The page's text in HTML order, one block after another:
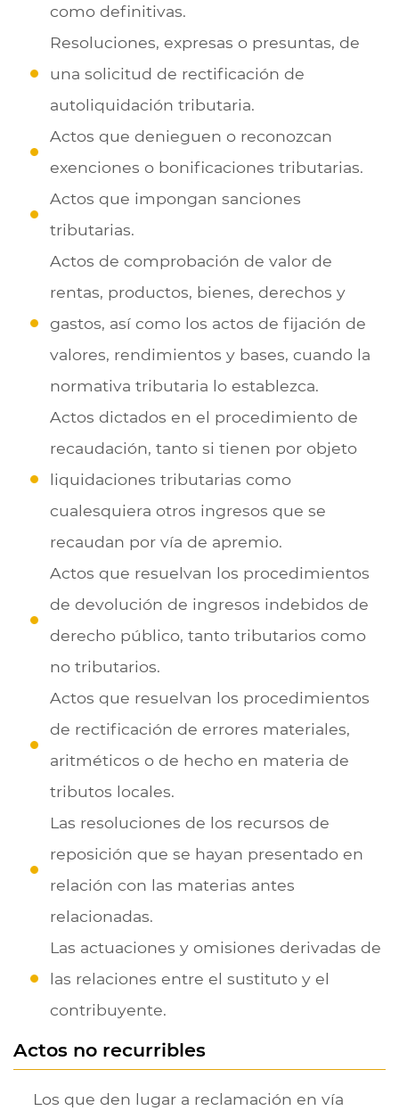
como definitivas.
Resoluciones, expresas o presuntas, de
una solicitud de rectificación de
autoliquidación tributaria.
Actos que denieguen o reconozcan
exenciones o bonificaciones tributarias.
Actos que impongan sanciones
tributarias.
Actos de comprobación de valor de
rentas, productos, bienes, derechos y
gastos, así como los actos de fijación de
valores, rendimientos y bases, cuando la
normativa tributaria lo establezca.
Actos dictados en el procedimiento de
recaudación, tanto si tienen por objeto
liquidaciones tributarias como
cualesquiera otros ingresos que se
recaudan por vía de apremio.
Actos que resuelvan los procedimientos
de devolución de ingresos indebidos de
derecho público, tanto tributarios como
no tributarios.
Actos que resuelvan los procedimientos
de rectificación de errores materiales,
aritméticos o de hecho en materia de
tributos locales.
Las resoluciones de los recursos de
reposición que se hayan presentado en
relación con las materias antes
relacionadas.
Las actuaciones y omisiones derivadas de
las relaciones entre el sustituto y el
contribuyente.
Actos no recurribles
Los que den lugar a reclamación en vía